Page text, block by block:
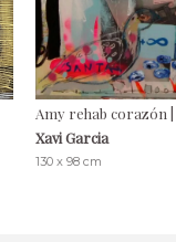
Amy rehab corazón
Xavi Garcia
130 x 98 cm